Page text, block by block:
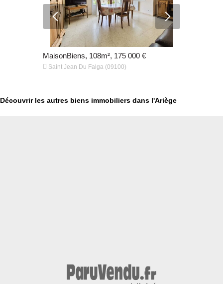
MaisonBiens, 108m², 175 000 €
 Saint Jean Du Falga (09100)
Découvrir les autres biens immobiliers dans l'Ariège